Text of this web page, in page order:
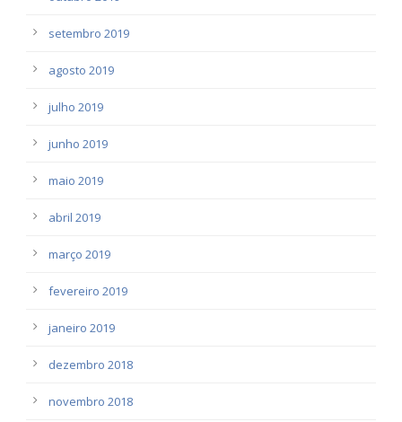
setembro 2019
agosto 2019
julho 2019
junho 2019
maio 2019
abril 2019
março 2019
fevereiro 2019
janeiro 2019
dezembro 2018
novembro 2018